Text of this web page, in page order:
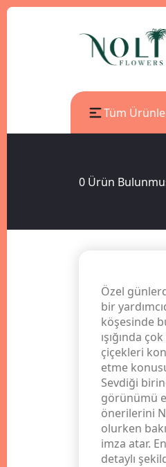
Tüm
0 Ürün
Özel
bir
köşesinde
ışığında
çiçekleri
etme
Sevdiği
görünümü
önerilerini
olurken
imza atar.
detaylı